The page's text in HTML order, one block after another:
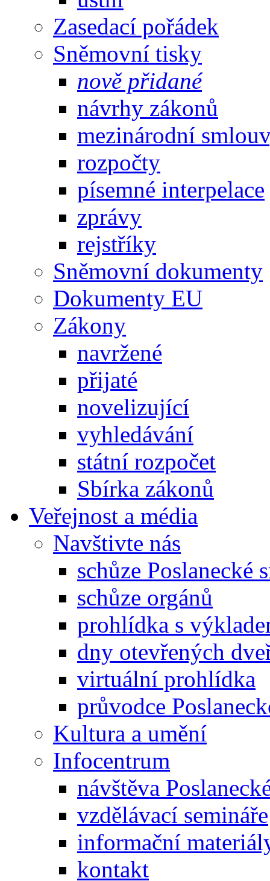
Zasedací pořádek
Sněmovní tisky
nově přidané
návrhy zákonů
mezinárodní
rozpočty
písemné interpelace
zprávy
rejstříky
Sněmovní dokumenty
Dokumenty EU
Zákony
navržené
přijaté
novelizující
vyhledávání
státní rozpočet
Sbírka zákonů
Veřejnost a média
Navštivte nás
schůze Poslanecké
schůze orgánů
prohlídka s
dny otevřených
virtuální prohlídka
průvodce
Kultura a umění
Infocentrum
návštěva
vzdělávací semináře
informační
kontakt